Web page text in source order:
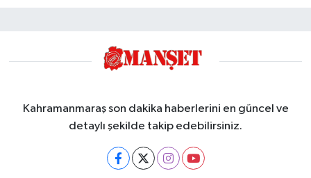
Kahramanmaraş son dakika haberlerini en güncel ve
detaylı şekilde takip edebilirsiniz.